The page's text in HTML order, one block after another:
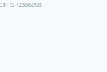
G-12366993